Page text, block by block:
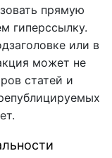
прямую
гиперссылку.
или в
может не
статей и